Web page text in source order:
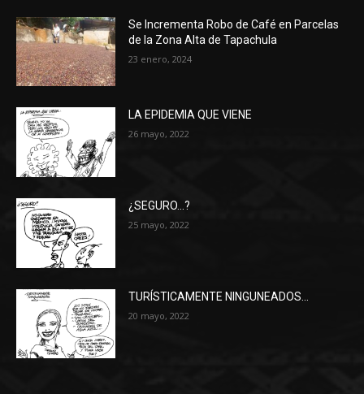
Se Incrementa Robo de Café en Parcelas
de la Zona Alta de Tapachula
23 enero, 2024
LA EPIDEMIA QUE VIENE
26 mayo, 2022
¿SEGURO…?
25 mayo, 2022
TURÍSTICAMENTE NINGUNEADOS…
20 mayo, 2022